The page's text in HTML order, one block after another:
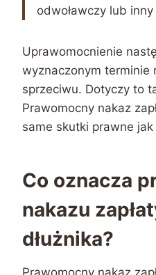
odwoławczy lub
Uprawomocnienie
wyznaczonym terminie
sprzeciwu. Dotyczy to
Prawomocny nakaz
same skutki prawne
Co oznacza
nakazu
dłużnika?
Prawomocny nakaz